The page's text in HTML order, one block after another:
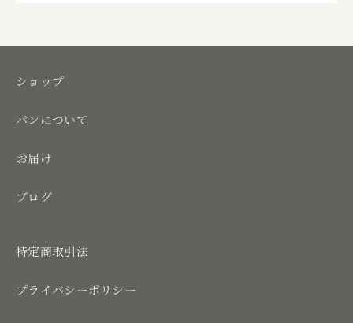
ショップ
パンについて
お届け
ブログ
特定商取引法
プライバシーポリシー